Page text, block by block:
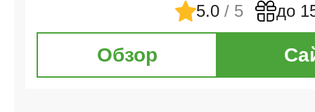
5.0 / 5 до
Обзор